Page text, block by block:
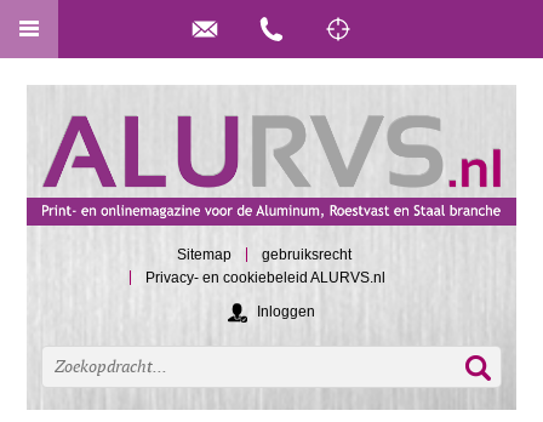
Sitemap
gebruiksrecht
Privacy- en cookiebeleid ALURVS.nl
Inloggen